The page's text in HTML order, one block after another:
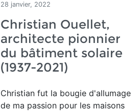
28 janvier, 2022
Christian Ouellet,
architecte pionnier
du bâtiment solaire
(1937-2021)
Christian fut la bougie d'allumage
de ma passion pour les maisons